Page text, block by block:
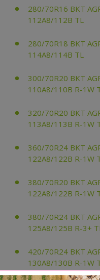
280/70R16 BKT
112A8/112B TL
280/70R18 BKT
114A8/114B TL
300/70R20 BKT
110A8/110B R-1W
320/70R20 BKT
113A8/113B R-1W
360/70R24 BKT
122A8/122B R-1W
380/70R20 BKT
122A8/122B R-1W
380/70R24 BKT
125A8/125B R-3+
420/70R24 BKT
130A8/130B R-1W